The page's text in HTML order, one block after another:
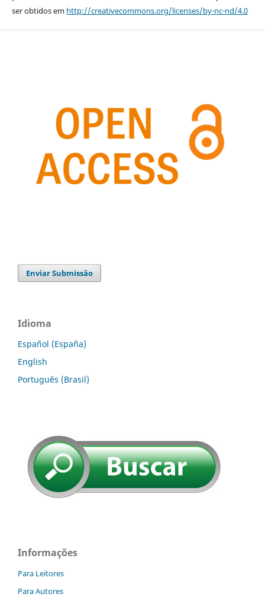
ser obtidos em http://creativecommons.org/licenses/by-nc-nd/4.0
Enviar Submissão
Idioma
Español (España)
English
Português (Brasil)
Informações
Para Leitores
Para Autores